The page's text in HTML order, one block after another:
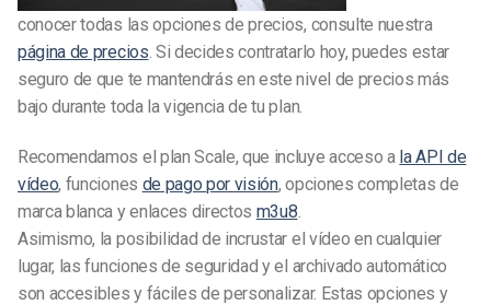
conocer todas las opciones de precios, consulte nuestra
página de precios. Si decides contratarlo hoy, puedes estar
seguro de que te mantendrás en este nivel de precios más
bajo durante toda la vigencia de tu plan.
Recomendamos el plan Scale, que incluye acceso a la API de
vídeo, funciones de pago por visión, opciones completas de
marca blanca y enlaces directos m3u8.
Asimismo, la posibilidad de incrustar el vídeo en cualquier
lugar, las funciones de seguridad y el archivado automático
son accesibles y fáciles de personalizar. Estas opciones y